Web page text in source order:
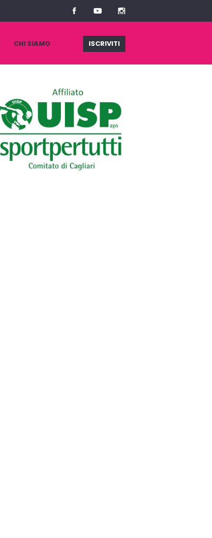
CHI SIAMO ISCRIVITI